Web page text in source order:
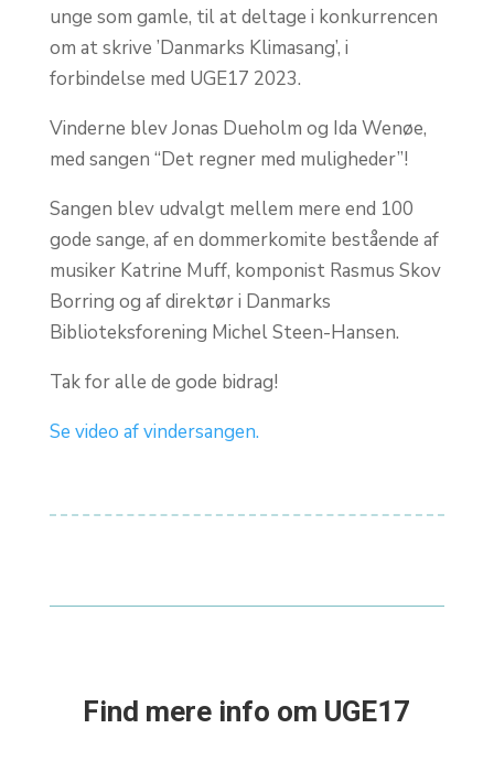
unge som gamle, til at deltage i konkurrencen
om at skrive ’Danmarks Klimasang’, i
forbindelse med UGE17 2023.
Vinderne blevJonas Dueholm og Ida Wenøe,
med sangen “Det regner med muligheder”!
Sangen blev udvalgt mellem mere end 100
gode sange, af en dommerkomite bestående af
musiker Katrine Muff, komponist Rasmus Skov
Borring og af direktør i Danmarks
Biblioteksforening Michel Steen-Hansen.
Tak for alle de gode bidrag!
Se video af vindersangen.
Find mere info om UGE17